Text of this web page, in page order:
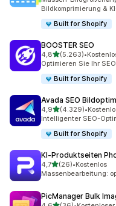
Bildkomprimierung &
Built for Shopify
BOOSTER SEO
4,8von 5 Sternen
(5.263)
5263 Rezensionen
•
Optimieren Sie Ihr
Built for Shopify
Avada SEO
4,9von 5 Sternen
(4.329)
4329 Rezensionen
•
Intelligenter SEO-
Built for Shopify
KI‑Produktseiten
4,7von 5 Sternen
(26)
26 Rezensionen
•Kostenlos
Massenbearbeitung:
PicManager Bulk